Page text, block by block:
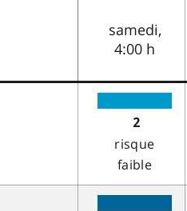
samedi,
4:00 h
2
risque
faible